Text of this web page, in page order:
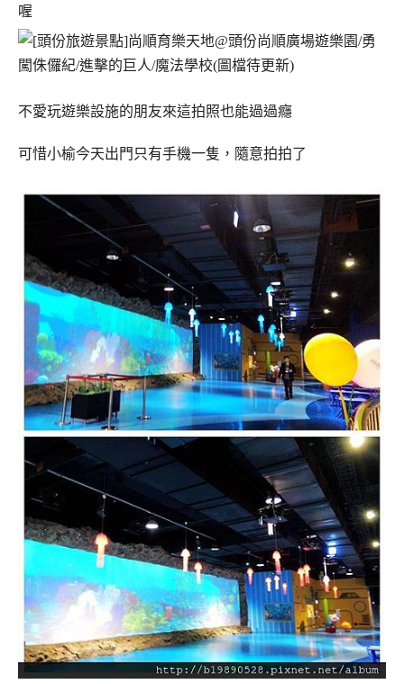
喔
不愛玩遊樂設施的朋友來這拍照也能過過癮
可惜小榆今天出門只有手機一隻，隨意拍拍了